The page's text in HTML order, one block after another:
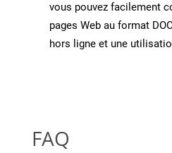
vous pouvez facilement
pages Web au format
hors ligne et une
FAQ